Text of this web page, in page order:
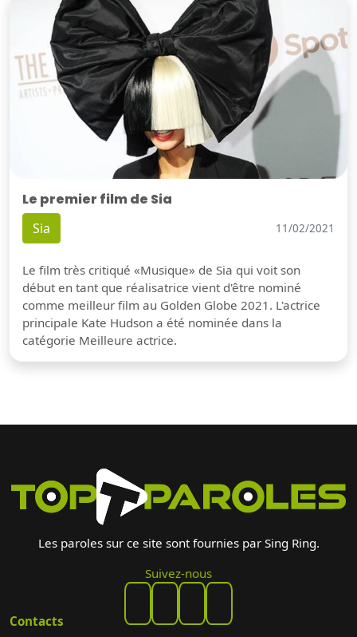
Le premier film de Sia
Sia 11/02/2021
Le film très critiqué «Musique» de Sia qui voit son
début en tant que réalisatrice vient d'être nominé
comme meilleur film au Golden Globe 2021. L'actrice
principale Kate Hudson a été nominée dans la
catégorie Meilleure actrice.
Les paroles sur ce site sont fournies par Sing Ring.
Suivez-nous
Contacts